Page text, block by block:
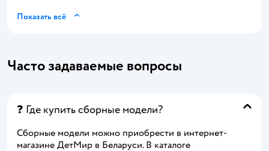
Показать всё
Часто задаваемые вопросы
❓ Где купить сборные модели?
Сборные модели можно приобрести в интернет-
магазине ДетМир в Беларуси. В каталоге